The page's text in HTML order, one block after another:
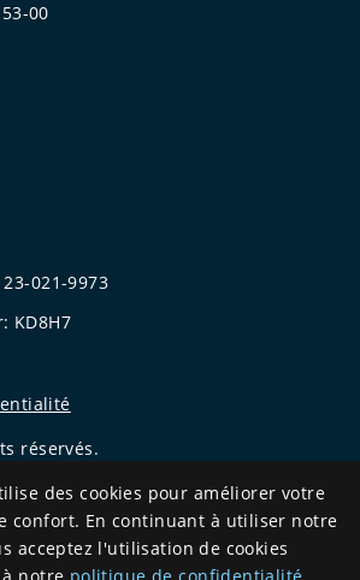
00
021-9973
KD8H7
réservés.
OFFSHORE №❶
des cookies pour améliorer votre
confort. En continuant à utiliser notre
acceptez l'utilisation de cookies